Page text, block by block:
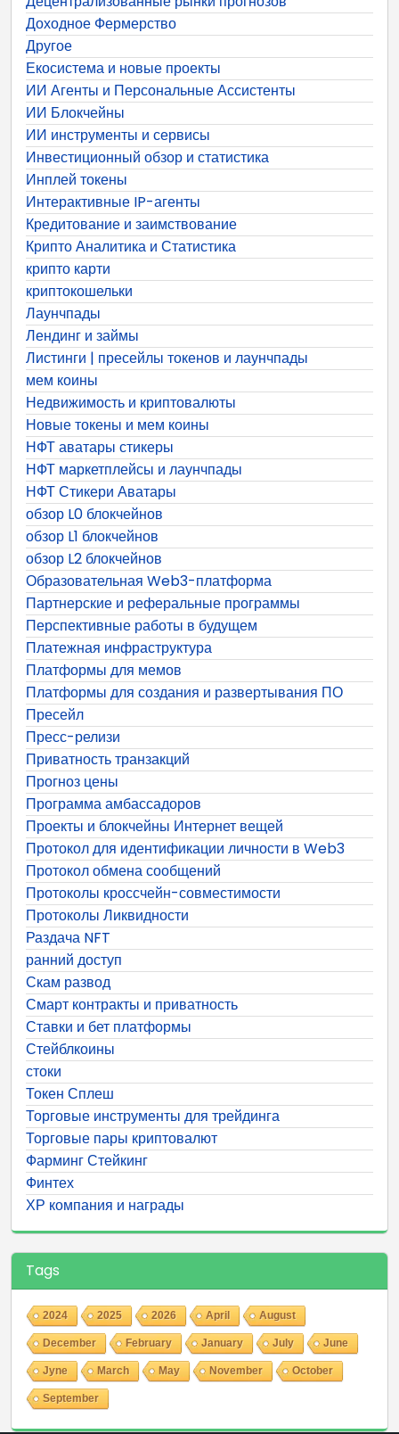
Доходное Фермерство
Другое
Екосистема и новые проекты
ИИ Агенты и Персональные Ассистенты
ИИ Блокчейны
ИИ инструменты и сервисы
Инвестиционный обзор и статистика
Инплей токены
Интерактивные IP-агенты
Кредитование и заимствование
Крипто Аналитика и Статистика
крипто карти
криптокошельки
Лаунчпады
Лендинг и займы
Листинги | пресейлы токенов и лаунчпады
мем коины
Недвижимость и криптовалюты
Новые токены и мем коины
НФТ аватары стикеры
НФТ маркетплейсы и лаунчпады
НФТ Стикери Аватары
обзор L0 блокчейнов
обзор L1 блокчейнов
обзор L2 блокчейнов
Образовательная Web3-платформа
Партнерские и реферальные программы
Перспективные работы в будущем
Платежная инфраструктура
Платформы для мемов
Платформы для создания и развертывания ПО
Пресейл
Пресс-релизи
Приватность транзакций
Прогноз цены
Программа амбассадоров
Проекты и блокчейны Интернет вещей
Протокол для идентификации личности в Web3
Протокол обмена сообщений
Протоколы кроссчейн-совместимости
Протоколы Ликвидности
Раздача NFT
ранний доступ
Скам развод
Смарт контракты и приватность
Ставки и бет платформы
Стейблкоины
стоки
Токен Сплеш
Торговые инструменты для трейдинга
Торговые пары криптовалют
Фарминг Стейкинг
Финтех
ХР компания и награды
Tags
2024 2025 2026 April August
December February January July June
Jyne March May November October
September